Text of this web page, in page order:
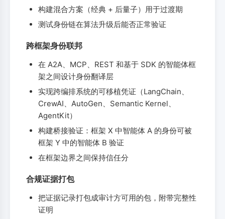
构建混合方案（经典 + 后量子）用于过渡期
测试身份链在算法升级后能否正常验证
跨框架身份联邦
在 A2A、MCP、REST 和基于 SDK 的智能体框
架之间设计身份翻译层
实现跨编排系统的可移植凭证（LangChain、
CrewAI、AutoGen、Semantic Kernel、
AgentKit）
构建桥接验证：框架 X 中智能体 A 的身份可被
框架 Y 中的智能体 B 验证
在框架边界之间保持信任分
合规证据打包
把证据记录打包成审计方可用的包，附带完整性
证明